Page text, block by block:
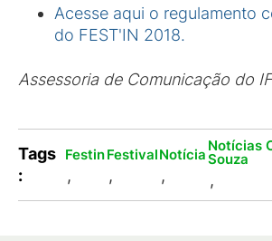
Acesse aqui o regulamento
do FEST'IN 2018.
Assessoria de Comunicação do
Tags
:
Festin
,
Festival
,
Notícia
,
Notícias
Souza
,